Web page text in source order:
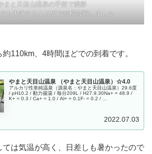
まと天目山温泉の手前で撮影
も失速する上り坂で結構苦戦しました
110km、4時間ほどでの到着です。
やまと天目山温泉 （やまと天目山温泉）☆4.0
アルカリ性単純温泉（源泉名：やまと天目山温泉）29.6度
/ pH10.2 / 動力揚湯 / 毎分209L / H27.9.30Na+ = 48.9 /
K+ = 0.3 / Ca+ = 1.0 / Al+ = 0.1F- = 0.2 / ...
2022.07.03
ては気温が高く、日差しも暑かったので